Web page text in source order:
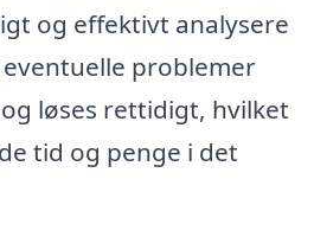
og effektivt analysere
problemer
løses rettidigt, hvilket
tid og penge i det